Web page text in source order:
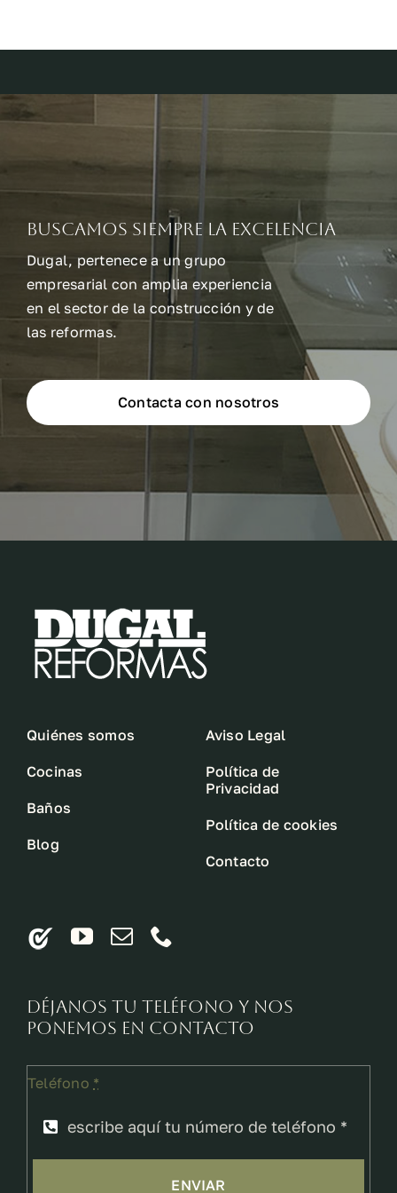
Buscamos siempre la excelencia
Dugal, pertenece a un grupo
empresarial con amplia experiencia
en el sector de la construcción y de
las reformas.
Contacta con nosotros
Quiénes somos
Cocinas
Baños
Blog
Aviso Legal
Política de
Privacidad
Política de cookies
Contacto
Déjanos tu teléfono y nos
ponemos en contacto
Teléfono *
ENVIAR